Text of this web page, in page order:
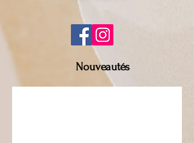
Nouveautés